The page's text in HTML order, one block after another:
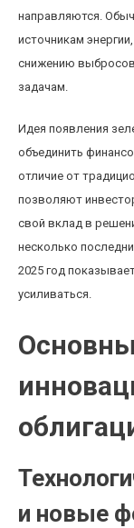
направляются.
источникам
снижению выбросов
задачам.
Идея появления
объединить
отличие от
позволяют
свой вклад в
несколько
2025 год
усиливаться.
и новые